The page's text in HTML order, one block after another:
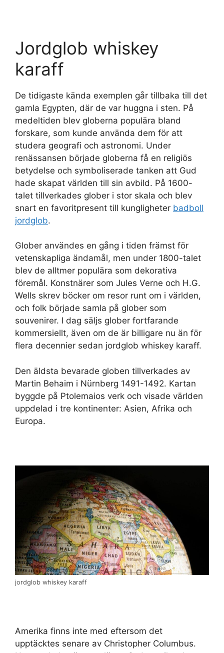
Jordglob whiskey
karaff
De tidigaste kända exemplen går tillbaka till det
gamla Egypten, där de var huggna i sten. På
medeltiden blev globerna populära bland
forskare, som kunde använda dem för att
studera geografi och astronomi. Under
renässansen började globerna få en religiös
betydelse och symboliserade tanken att Gud
hade skapat världen till sin avbild. På 1600-
talet tillverkades glober i stor skala och blev
snart en favoritpresent till kungligheter badboll
jordglob.
Glober användes en gång i tiden främst för
vetenskapliga ändamål, men under 1800-talet
blev de alltmer populära som dekorativa
föremål. Konstnärer som Jules Verne och H.G.
Wells skrev böcker om resor runt om i världen,
och folk började samla på glober som
souvenirer. I dag säljs glober fortfarande
kommersiellt, även om de är billigare nu än för
flera decennier sedan jordglob whiskey karaff.
Den äldsta bevarade globen tillverkades av
Martin Behaim i Nürnberg 1491-1492. Kartan
byggde på Ptolemaios verk och visade världen
uppdelad i tre kontinenter: Asien, Afrika och
Europa.
jordglob whiskey karaff
Amerika finns inte med eftersom det
upptäcktes senare av Christopher Columbus.